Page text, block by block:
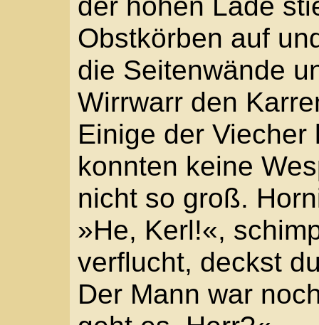
Du schleppst uns
…« Insekten
riss den Hut ab,
entfachte ihre wilde
dem Absatz, schlug
einige gegen den
fuhr das Tier vor
Hinterhand, fiel
Advokaten am Kopf,
Speichenrad zu
gepeinigt, wilder
wankte.